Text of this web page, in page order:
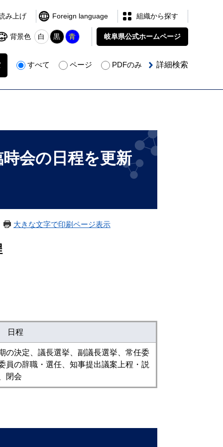
み上げ Foreign language 組織から探す
背景色 白 黒 青 岐阜県公式ホームページ
すべて ページ PDFのみ 詳細検索
会の日程を更新
大きな文字で印刷ページ表示
日程
の決定、議長選挙、副議長選挙、常任委
員の辞職・選任、知事提出議案上程・説
閉会